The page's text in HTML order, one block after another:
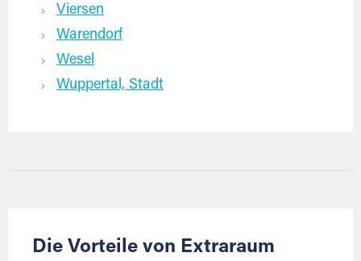
Viersen
Warendorf
Wesel
Wuppertal, Stadt
Die Vorteile von Extraraum